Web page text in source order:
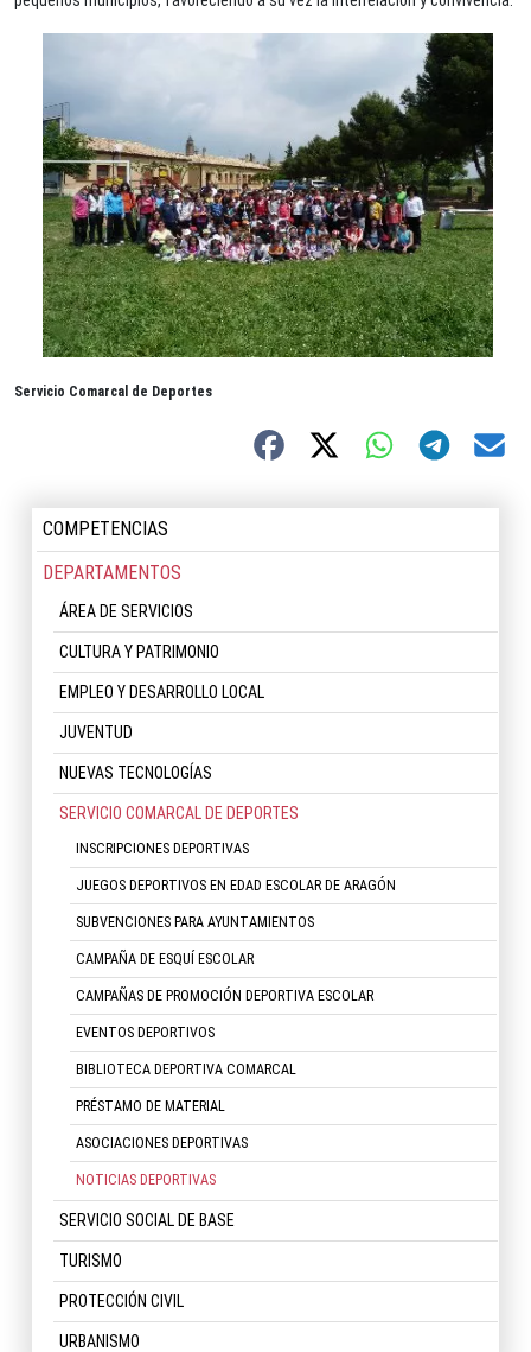
Servicio Comarcal de Deportes
COMPETENCIAS
DEPARTAMENTOS
ÁREA DE SERVICIOS
CULTURA Y PATRIMONIO
EMPLEO Y DESARROLLO LOCAL
JUVENTUD
NUEVAS TECNOLOGÍAS
SERVICIO COMARCAL DE DEPORTES
INSCRIPCIONES DEPORTIVAS
JUEGOS DEPORTIVOS EN EDAD ESCOLAR DE ARAGÓN
SUBVENCIONES PARA AYUNTAMIENTOS
CAMPAÑA DE ESQUÍ ESCOLAR
CAMPAÑAS DE PROMOCIÓN DEPORTIVA ESCOLAR
EVENTOS DEPORTIVOS
BIBLIOTECA DEPORTIVA COMARCAL
PRÉSTAMO DE MATERIAL
ASOCIACIONES DEPORTIVAS
NOTICIAS DEPORTIVAS
SERVICIO SOCIAL DE BASE
TURISMO
PROTECCIÓN CIVIL
URBANISMO